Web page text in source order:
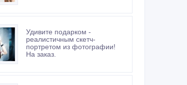
Удивите подарком -
реалистичным скетч-
портретом из фотографии!
На заказ.